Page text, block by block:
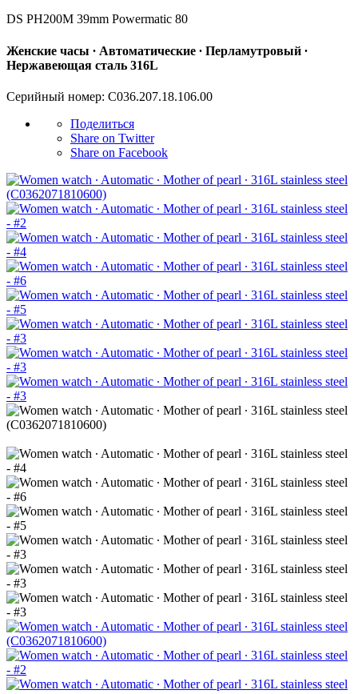
DS PH200M 39mm Powermatic 80
Женские часы ∙ Автоматические ∙ Перламутровый ∙
Нержавеющая сталь 316L
Серийный номер: C036.207.18.106.00
Поделиться
Share on Twitter
Share on Facebook